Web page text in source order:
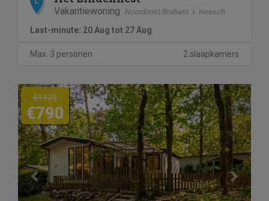
Vakantiewoning Noordoost Brabant Heesch
Last-minute: 20 Aug tot 27 Aug
Max. 3 personen 2 slaapkamers
Previous Next
€1171
€790